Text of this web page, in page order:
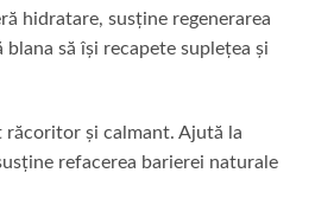
hidratare, susține regenerarea
să își recapete suplețea și
răcoritor și calmant. Ajută la
refacerea barierei naturale